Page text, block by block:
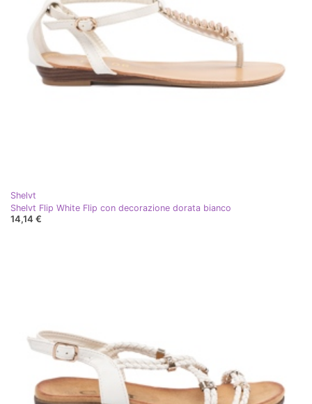
Shelvt
Shelvt Flip White Flip con decorazione dorata bianco
14,14 €